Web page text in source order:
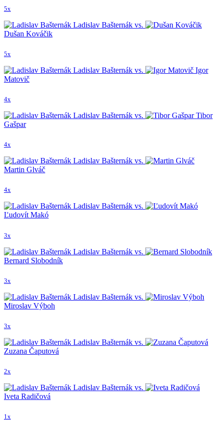
5x
Ladislav Bašternák vs.
Dušan Kováčik
5x
Ladislav Bašternák vs.
Igor
Matovič
4x
Ladislav Bašternák vs.
Tibor
Gašpar
4x
Ladislav Bašternák vs.
Martin Glváč
4x
Ladislav Bašternák vs.
Ľudovít Makó
3x
Ladislav Bašternák vs.
Bernard Slobodník
3x
Ladislav Bašternák vs.
Miroslav Výboh
3x
Ladislav Bašternák vs.
Zuzana Čaputová
2x
Ladislav Bašternák vs.
Iveta Radičová
1x